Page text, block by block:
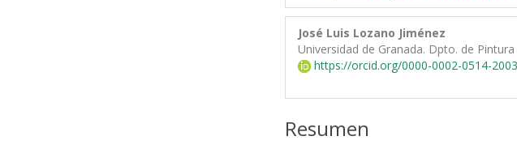
José Luis Lozano Jiménez
Universidad de Granada. Dpto. de Pintura
https://orcid.org/0000-0002-0514-2003
Resumen